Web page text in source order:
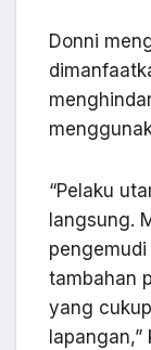
Donni
“Pelaku
langsung.
tambahan
yang